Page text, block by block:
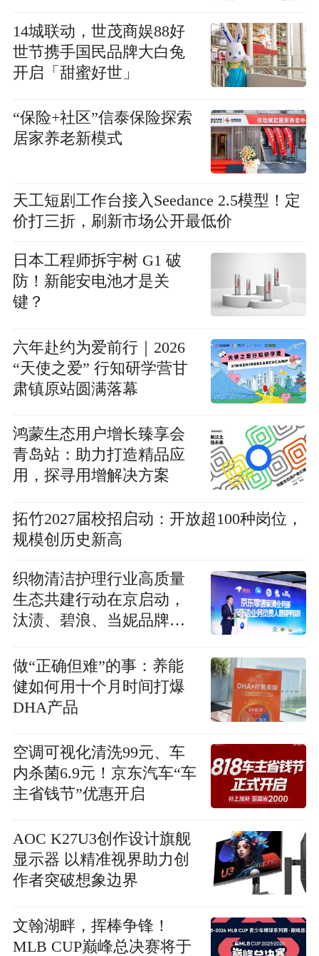
14城联动，世茂商娱88好
世节携手国民品牌大白兔
开启「甜蜜好世」
“保险+社区”信泰保险探索
居家养老新模式
天工短剧工作台接入Seedance 2.5模型！定
价打三折，刷新市场公开最低价
日本工程师拆宇树 G1 破
防！新能安电池才是关
键？
六年赴约为爱前行｜2026
“天使之爱” 行知研学营甘
肃镇原站圆满落幕
鸿蒙生态用户增长臻享会
青岛站：助力打造精品应
用，探寻用增解决方案
拓竹2027届校招启动：开放超100种岗位，
规模创历史新高
织物清洁护理行业高质量
生态共建行动在京启动，
汰渍、碧浪、当妮品牌获
洗衣科研成果荣登国际SCI
期刊
做“正确但难”的事：养能
健如何用十个月时间打爆
DHA产品
空调可视化清洗99元、车
内杀菌6.9元！京东汽车“车
主省钱节”优惠开启
AOC K27U3创作设计旗舰
显示器 以精准视界助力创
作者突破想象边界
文翰湖畔，挥棒争锋！
MLB CUP巅峰总决赛将于